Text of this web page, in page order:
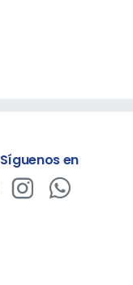
Síguenos en